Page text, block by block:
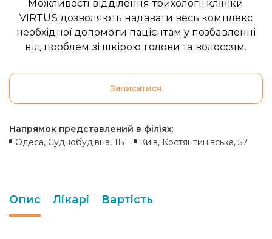
Можливості відділення трихології клініки
VIRTUS дозволяють надавати весь комплекс
необхідної допомоги пацієнтам у позбавленні
від проблем зі шкірою голови та волоссям.
Записатися
Напрямок представлений в філіях:
Одеса, Суднобудівна, 1Б
Київ, Костянтинівська, 57
Опис Лікарі Вартість